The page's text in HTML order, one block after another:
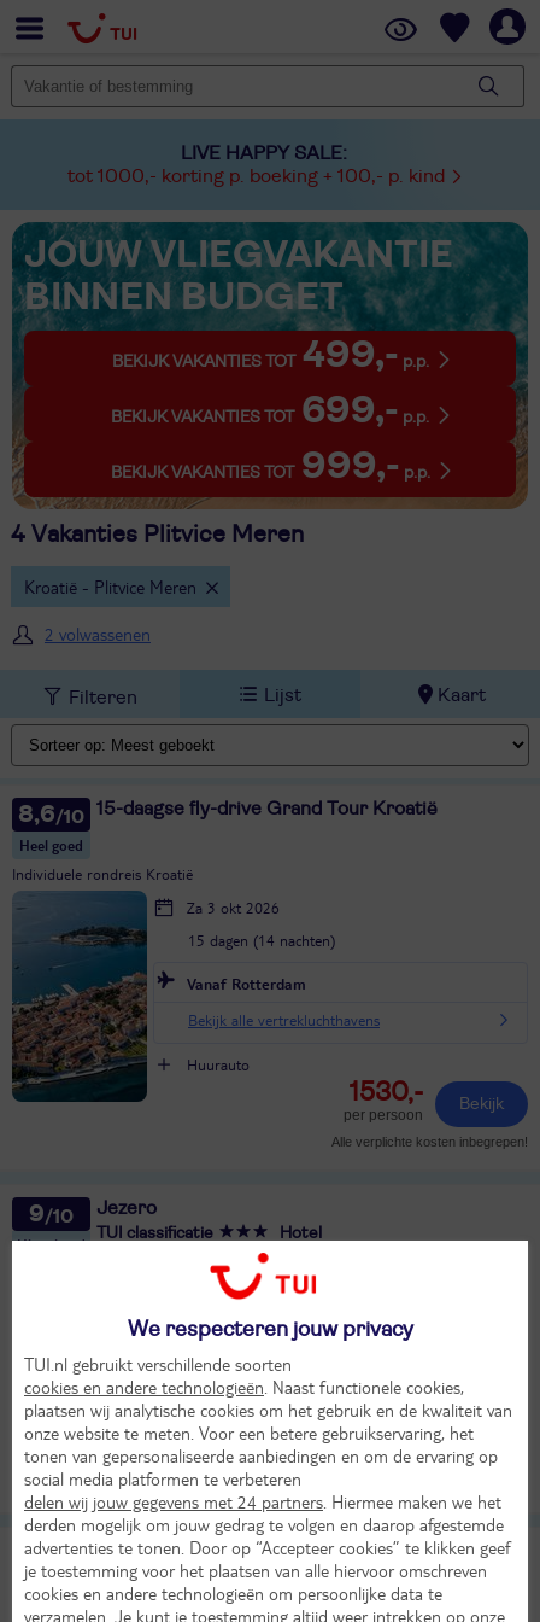
LIVE HAPPY SALE:
tot 1000,- korting p. boeking + 100,- p. kind
JOUW VLIEGVAKANTIE
BINNEN BUDGET
BEKIJK VAKANTIES TOT 499,- p.p.
BEKIJK VAKANTIES TOT 699,- p.p.
BEKIJK VAKANTIES TOT 999,- p.p.
4 Vakanties Plitvice Meren
Kroatië - Plitvice Meren
2 volwassenen
Filteren Lijst Kaart
8,6
Heel goed
15-daagse fly-drive Grand Tour Kroatië
Individuele rondreis Kroatië
Za 3 okt 2026
15 dagen (14 nachten)
Vanaf Rotterdam
Bekijk alle vertrekluchthavens
Huurauto
1530,-
per persoon
Bekijk
Alle verplichte kosten inbegrepen!
9
Uitstekend
Jezero
TUI classificatie Hotel
Plitvicka Jezera
KASSAKORTING
11°
in nov
Vr 27 nov 2026
4 dagen (3 nachten)
Eigen vervoer
Halfpension
213,-
per persoon
Korana
TUI classificatie Camping
Kroatië Plitvice Meren Plitvicka Jezera
We respecteren jouw privacy
TUI.nl gebruikt verschillende soorten
cookies en andere technologieën . Naast functionele cookies,
plaatsen wij analytische cookies om het gebruik en de kwaliteit van
onze website te meten. Voor een betere gebruikservaring, het
tonen van gepersonaliseerde aanbiedingen en om de ervaring op
social media platformen te verbeteren
delen wij jouw gegevens met 24 partners . Hiermee maken we het
derden mogelijk om jouw gedrag te volgen en daarop afgestemde
advertenties te tonen. Door op “Accepteer cookies” te klikken geef
je toestemming voor het plaatsen van alle hiervoor omschreven
cookies en andere technologieën om persoonlijke data te
verzamelen. Je kunt je toestemming altijd weer intrekken op onze